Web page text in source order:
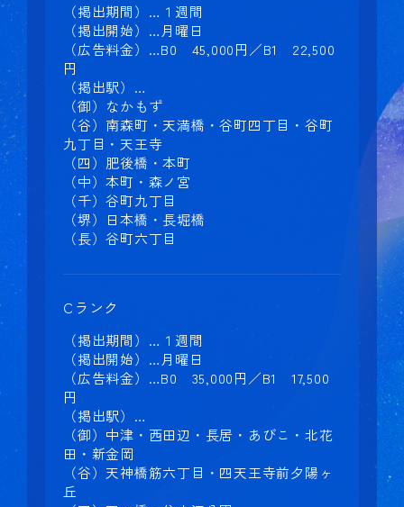
（掲出期間）…１週間
（掲出開始）…月曜日
（広告料金）…B0 45,000円／B1 22,500
円
（掲出駅）…
（御）なかもず
（谷）南森町・天満橋・谷町四丁目・谷町
九丁目・天王寺
（四）肥後橋・本町
（中）本町・森ノ宮
（千）谷町九丁目
（堺）日本橋・長堀橋
（長）谷町六丁目
Cランク
（掲出期間）…１週間
（掲出開始）…月曜日
（広告料金）…B0 35,000円／B1 17,500
円
（掲出駅）…
（御）中津・西田辺・長居・あびこ・北花
田・新金岡
（谷）天神橋筋六丁目・四天王寺前夕陽ヶ
丘